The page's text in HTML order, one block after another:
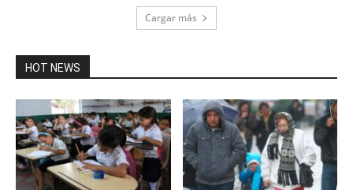
Cargar más
HOT NEWS